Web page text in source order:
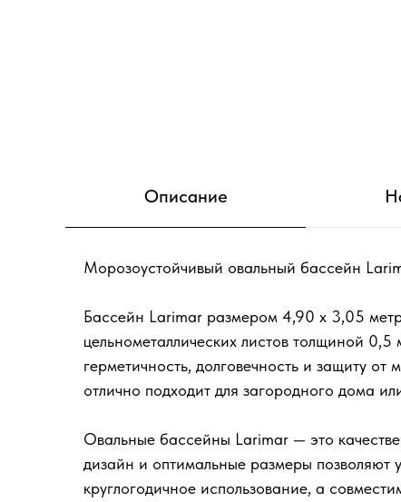
Описание
Морозоустойчивый овальный бассейн
Бассейн Larimar размером 4,90 х 3,05
цельнометаллических листов толщиной
герметичность, долговечность и защиту
отлично подходит для загородного дома
Овальные бассейны Larimar — это
дизайн и оптимальные размеры позволяют
круглогодичное использование, а